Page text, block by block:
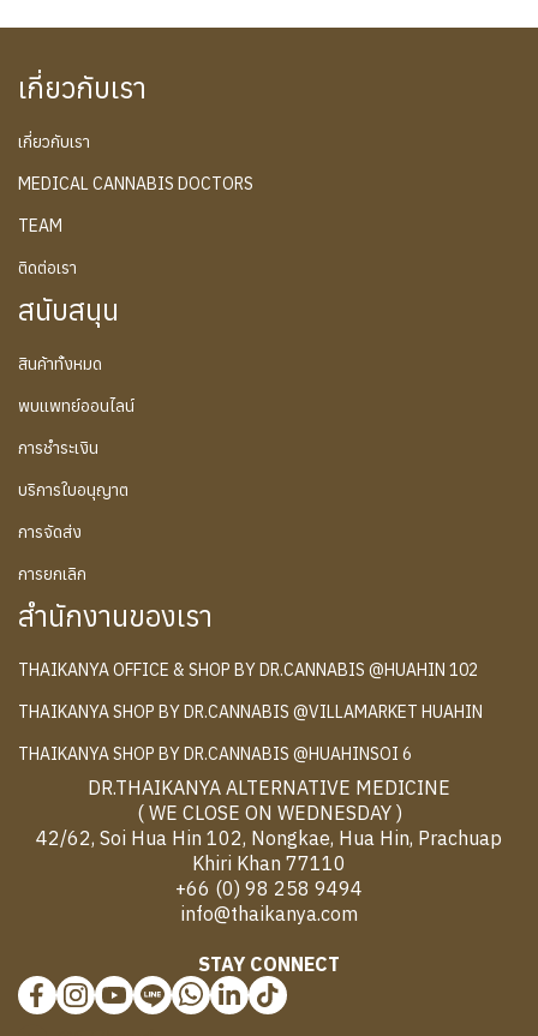
เกี่ยวกับเรา
เกี่ยวกับเรา
MEDICAL CANNABIS DOCTORS
TEAM
ติดต่อเรา
สนับสนุน
สินค้าทั้งหมด
พบแพทย์ออนไลน์
การชำระเงิน
บริการใบอนุญาต
การจัดส่ง
การยกเลิก
สำนักงานของเรา
THAIKANYA OFFICE & SHOP BY DR.CANNABIS @HUAHIN 102
THAIKANYA SHOP BY DR.CANNABIS @VILLAMARKET HUAHIN
THAIKANYA SHOP BY DR.CANNABIS @HUAHINSOI 6
DR.THAIKANYA ALTERNATIVE MEDICINE
( WE CLOSE ON WEDNESDAY )
42/62, Soi Hua Hin 102, Nongkae, Hua Hin, Prachuap
Khiri Khan 77110
+66 (0) 98 258 9494
info@thaikanya.com
STAY CONNECT